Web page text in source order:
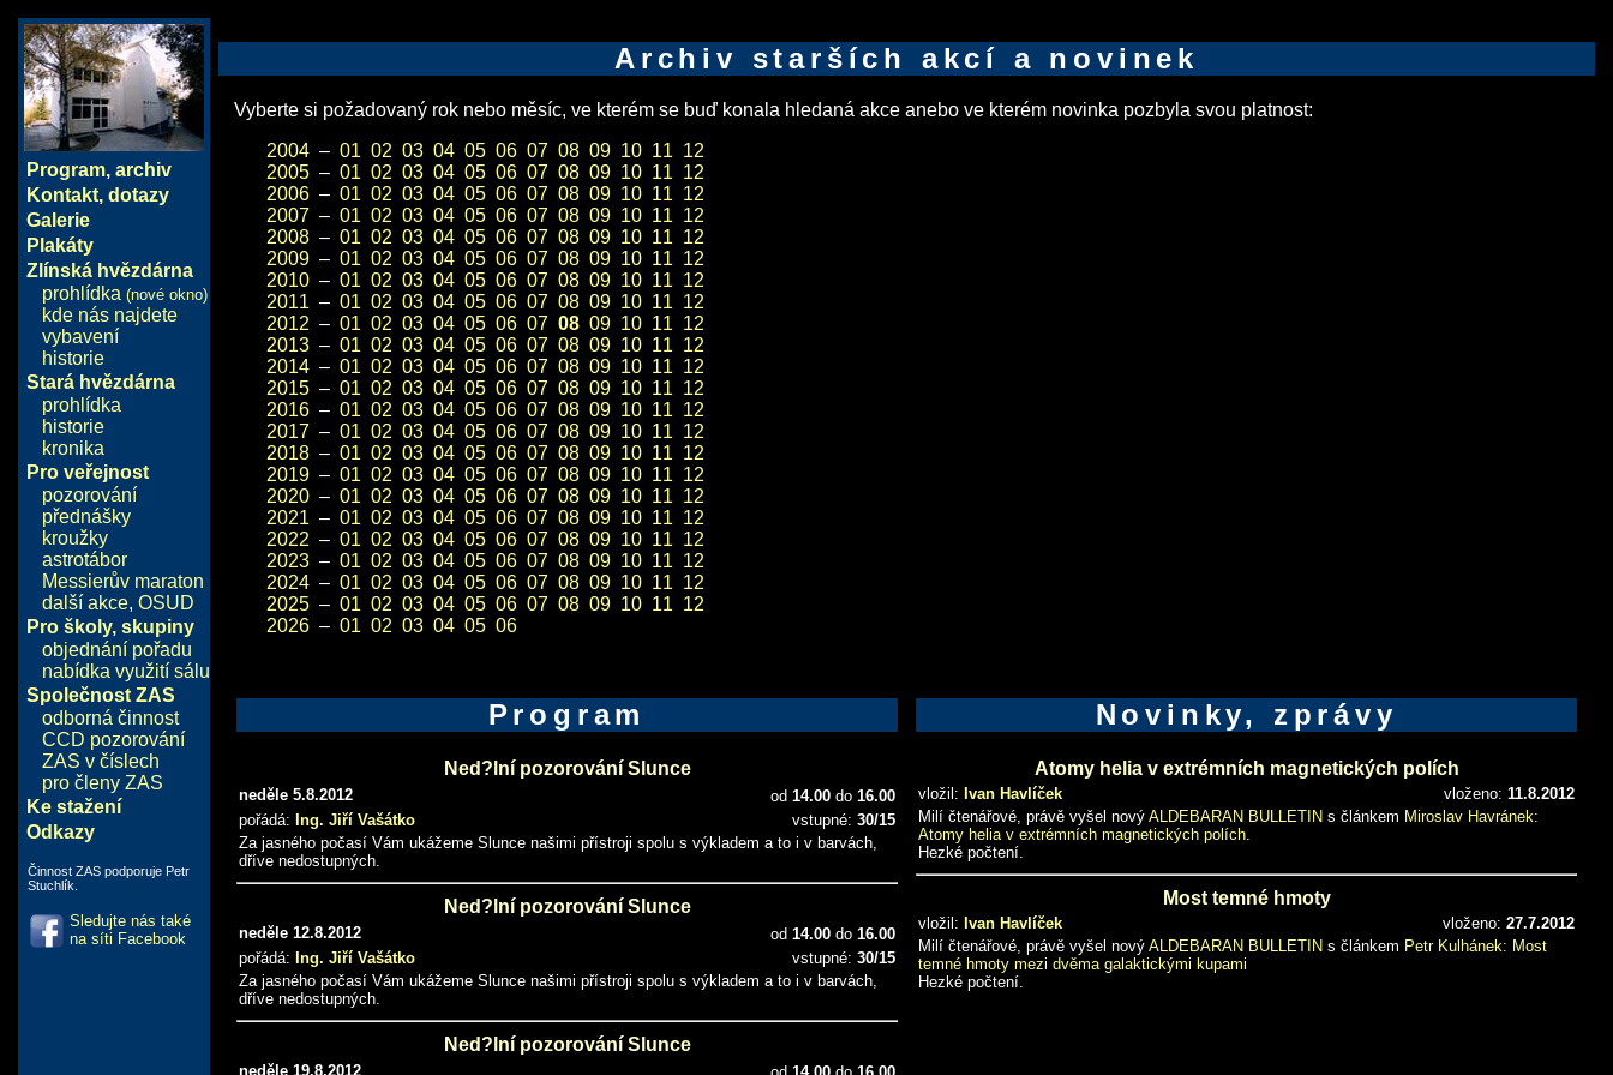
Program, archiv
Kontakt, dotazy
Galerie
Plakáty
Zlínská hvězdárna
prohlídka (nové okno)
kde nás najdete
vybavení
historie
Stará hvězdárna
prohlídka
historie
kronika
Pro veřejnost
pozorování
přednášky
kroužky
astrotábor
Messierův maraton
další akce, OSUD
Pro školy, skupiny
objednání pořadu
nabídka využití sálu
Společnost ZAS
odborná činnost
CCD pozorování
ZAS v číslech
pro členy ZAS
Ke stažení
Odkazy
Činnost ZAS podporuje Petr
Stuchlík.
Sledujte nás také
na síti Facebook
Archiv starších akcí a novinek
Vyberte si požadovaný rok nebo měsíc, ve kterém se buď konala hledaná akce anebo ve kterém novinka pozbyla svou platnost:
2004 – 01 02 03 04 05 06 07 08 09 10 11 12
2005 – 01 02 03 04 05 06 07 08 09 10 11 12
2006 – 01 02 03 04 05 06 07 08 09 10 11 12
2007 – 01 02 03 04 05 06 07 08 09 10 11 12
2008 – 01 02 03 04 05 06 07 08 09 10 11 12
2009 – 01 02 03 04 05 06 07 08 09 10 11 12
2010 – 01 02 03 04 05 06 07 08 09 10 11 12
2011 – 01 02 03 04 05 06 07 08 09 10 11 12
2012 – 01 02 03 04 05 06 07 08 09 10 11 12
2013 – 01 02 03 04 05 06 07 08 09 10 11 12
2014 – 01 02 03 04 05 06 07 08 09 10 11 12
2015 – 01 02 03 04 05 06 07 08 09 10 11 12
2016 – 01 02 03 04 05 06 07 08 09 10 11 12
2017 – 01 02 03 04 05 06 07 08 09 10 11 12
2018 – 01 02 03 04 05 06 07 08 09 10 11 12
2019 – 01 02 03 04 05 06 07 08 09 10 11 12
2020 – 01 02 03 04 05 06 07 08 09 10 11 12
2021 – 01 02 03 04 05 06 07 08 09 10 11 12
2022 – 01 02 03 04 05 06 07 08 09 10 11 12
2023 – 01 02 03 04 05 06 07 08 09 10 11 12
2024 – 01 02 03 04 05 06 07 08 09 10 11 12
2025 – 01 02 03 04 05 06 07 08 09 10 11 12
2026 – 01 02 03 04 05 06
Program
Ned?lní pozorování Slunce
neděle 5.8.2012 od 14.00 do 16.00
pořádá: Ing. Jiří Vašátko vstupné: 30/15
Za jasného počasí Vám ukážeme Slunce našimi přístroji spolu s výkladem a to i v barvách,
dříve nedostupných.
Ned?lní pozorování Slunce
neděle 12.8.2012 od 14.00 do 16.00
pořádá: Ing. Jiří Vašátko vstupné: 30/15
Za jasného počasí Vám ukážeme Slunce našimi přístroji spolu s výkladem a to i v barvách,
dříve nedostupných.
Ned?lní pozorování Slunce
neděle 19.8.2012
Novinky, zprávy
Atomy helia v extrémních magnetických polích
vložil: Ivan Havlíček vloženo: 11.8.2012
Milí čtenářové, právě vyšel nový ALDEBARAN BULLETIN s článkem Miroslav Havránek:
Atomy helia v extrémních magnetických polích
Hezké počtení.
Most temné hmoty
vložil: Ivan Havlíček vloženo: 27.7.2012
Milí čtenářové, právě vyšel nový ALDEBARAN BULLETIN s článkem Petr Kulhánek: Most
temné hmoty mezi dvěma galaktickými kupami
Hezké počtení.